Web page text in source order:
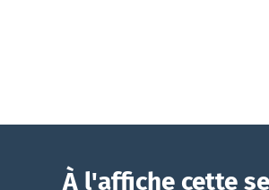
À l'affiche cette